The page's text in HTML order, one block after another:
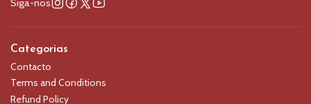
Siga-nos
Categorias
Contacto
Terms and Conditions
Refund Policy